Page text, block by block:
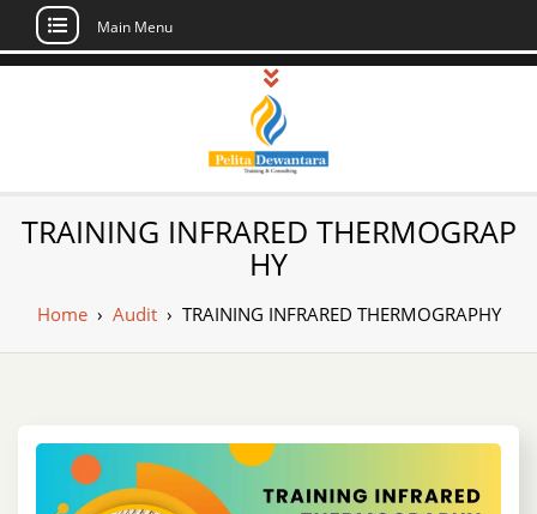
Skip
Main Menu
Pusat Pelatihan
dan Sertifikasi –
Daftar Training
Indonesia
Sertifikasi di Indonesia
TRAINING INFRARED THERMOGRAP
HY
Home› Audit› TRAINING INFRARED THERMOGRAPHY